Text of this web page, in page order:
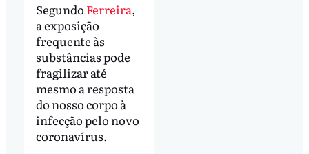
Segundo Ferreira,
a exposição
frequente às
substâncias pode
fragilizar até
mesmo a resposta
do nosso corpo à
infecção pelo novo
coronavírus.